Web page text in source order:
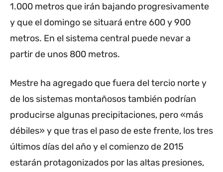
1.000 metros que irán bajando progresivamente
y que el domingo se situará entre 600 y 900
metros. En el sistema central puede nevar a
partir de unos 800 metros.
Mestre ha agregado que fuera del tercio norte y
de los sistemas montañosos también podrían
producirse algunas precipitaciones, pero «más
débiles» y que tras el paso de este frente, los tres
últimos días del año y el comienzo de 2015
estarán protagonizados por las altas presiones,